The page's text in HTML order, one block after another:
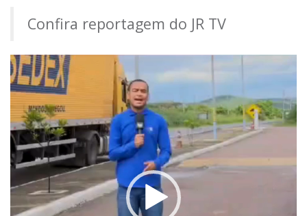
Confira reportagem do JR TV
Tocador
de
vídeo